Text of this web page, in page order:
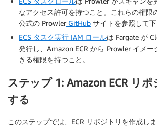
なアクセス許可を持つこと。これらの権限
公式の Prowler GitHub サイトを参照して下
ECS タスク実行 IAM ロールは Fargate が
発行し、Amazon ECR から Prowler イメ
きる権限を持つこと。
ステップ 1: Amazon ECR リ
する
このステップでは、ECR リポジトリを作成し